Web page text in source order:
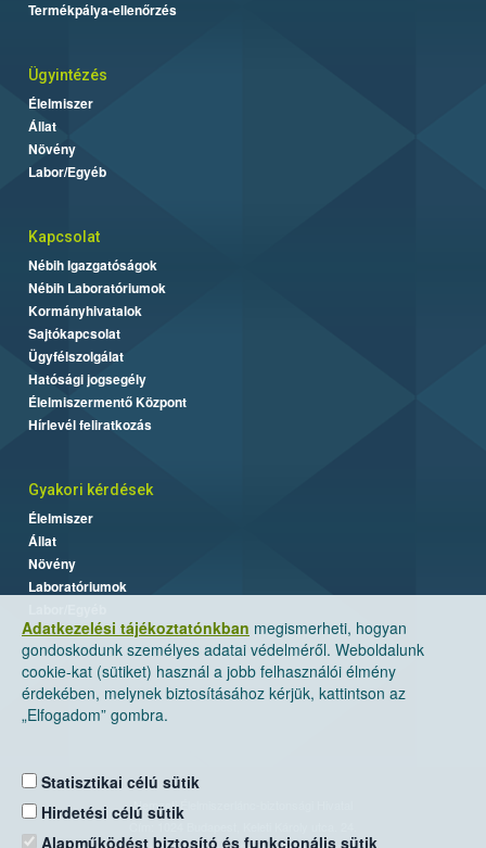
Adatkezelési tájékoztatónkban megismerheti, hogyan
gondoskodunk személyes adatai védelméről. Weboldalunk
cookie-kat (sütiket) használ a jobb felhasználói élmény
érdekében, melynek biztosításához kérjük, kattintson az
„Elfogadom” gombra.
Statisztikai célú sütik
Hirdetési célú sütik
Alapműködést biztosító és funkcionális sütik
Termékpálya-ellenőrzés
Ügyintézés
Élelmiszer
Állat
Növény
Labor/Egyéb
Kapcsolat
Nébih Igazgatóságok
Nébih Laboratóriumok
Kormányhivatalok
Sajtókapcsolat
Ügyfélszolgálat
Hatósági jogsegély
Élelmiszermentő Központ
Hírlevél feliratkozás
Gyakori kérdések
Élelmiszer
Állat
Növény
Laboratóriumok
Nemzeti Élelmiszerlánc-biztonsági Hivatal